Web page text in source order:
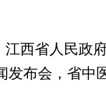
江西省人民政
发布会，省中